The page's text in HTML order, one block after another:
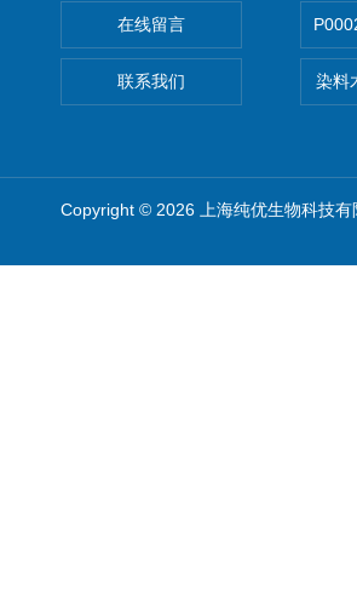
在线留言
联系我们 染料
Copyright © 2026 上海纯优生物科技有